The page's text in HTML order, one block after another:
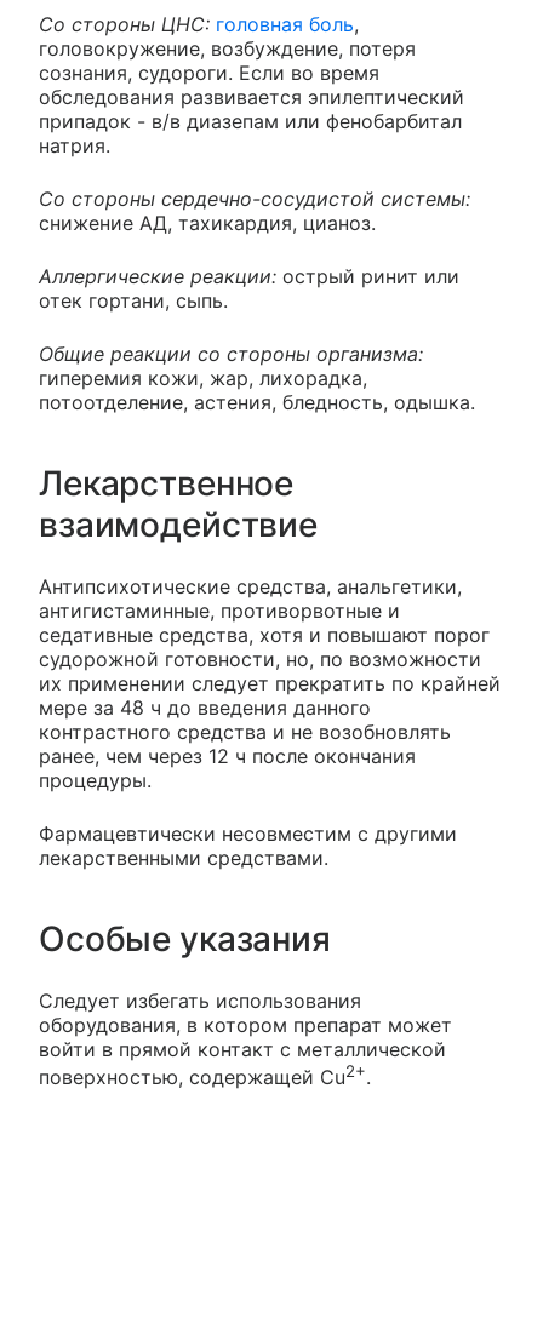
Со стороны ЦНС: головная боль,
головокружение, возбуждение, потеря
сознания, судороги. Если во время
обследования развивается эпилептический
припадок - в/в диазепам или фенобарбитал
натрия.
Со стороны сердечно-сосудистой системы:
снижение АД, тахикардия, цианоз.
Аллергические реакции: острый ринит или
отек гортани, сыпь.
Общие реакции со стороны организма:
гиперемия кожи, жар, лихорадка,
потоотделение, астения, бледность, одышка.
Лекарственное
взаимодействие
Антипсихотические средства, анальгетики,
антигистаминные, противорвотные и
седативные средства, хотя и повышают порог
судорожной готовности, но, по возможности
их применении следует прекратить по крайней
мере за 48 ч до введения данного
контрастного средства и не возобновлять
ранее, чем через 12 ч после окончания
процедуры.
Фармацевтически несовместим с другими
лекарственными средствами.
Особые указания
Следует избегать использования
оборудования, в котором препарат может
войти в прямой контакт с металлической
поверхностью, содержащей Cu2+.